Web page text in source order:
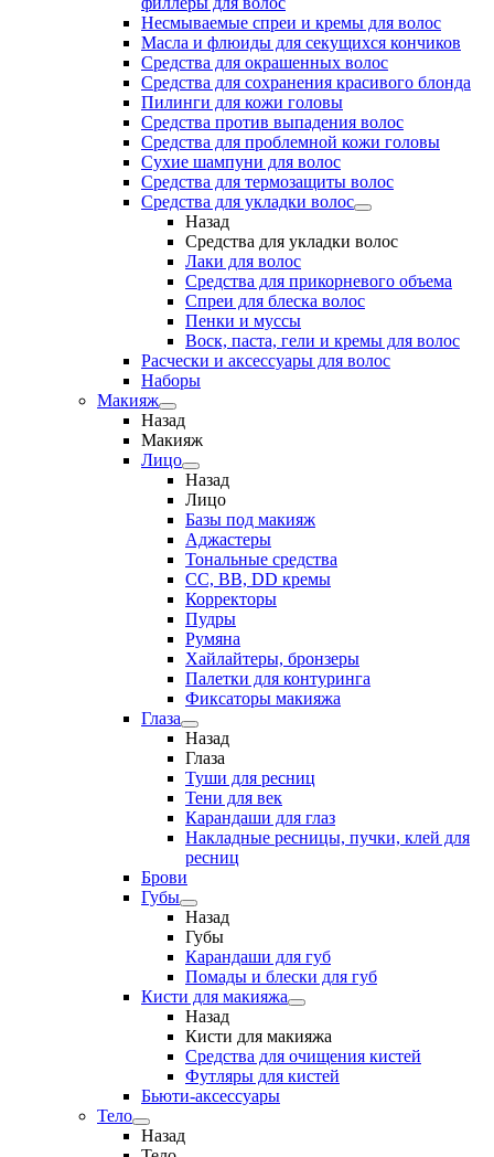
Несмываемые спреи и кремы для волос
Масла и флюиды для секущихся кончиков
Средства для окрашенных волос
Средства для сохранения красивого блонда
Пилинги для кожи головы
Средства против выпадения волос
Средства для проблемной кожи головы
Сухие шампуни для волос
Средства для термозащиты волос
Средства для укладки волос
Назад
Средства для укладки волос
Лаки для волос
Средства для прикорневого объема
Спреи для блеска волос
Пенки и муссы
Воск, паста, гели и кремы для волос
Расчески и аксессуары для волос
Наборы
Макияж
Назад
Макияж
Лицо
Назад
Лицо
Базы под макияж
Аджастеры
Тональные средства
CC, BB, DD кремы
Корректоры
Пудры
Румяна
Хайлайтеры, бронзеры
Палетки для контуринга
Фиксаторы макияжа
Глаза
Назад
Глаза
Туши для ресниц
Тени для век
Карандаши для глаз
Накладные ресницы, пучки, клей для
ресниц
Брови
Губы
Назад
Губы
Карандаши для губ
Помады и блески для губ
Кисти для макияжа
Назад
Кисти для макияжа
Средства для очищения кистей
Футляры для кистей
Бьюти-аксессуары
Тело
Назад